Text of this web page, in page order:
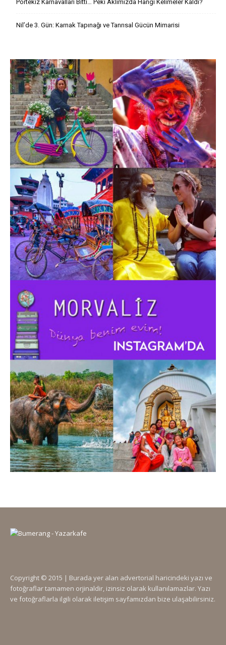
Portekiz Karnavalları Bitti… Peki Aklımızda Hangi Kelimeler Kaldı?
Nil’de 3. Gün: Karnak Tapınağı ve Tanrısal Gücün Mimarisi
Copyright © 2015 | Burada yer alan advertorial haricindeki yazı ve
fotoğraflar tamamen orjinaldir, izinsiz olarak kullanılamazlar. Yazı
ve fotoğraflarla ilgili olarak iletişim sayfamızdan bize ulaşabilirsiniz.